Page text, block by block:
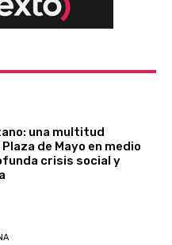
una multitud
de Mayo en medio
crisis social y